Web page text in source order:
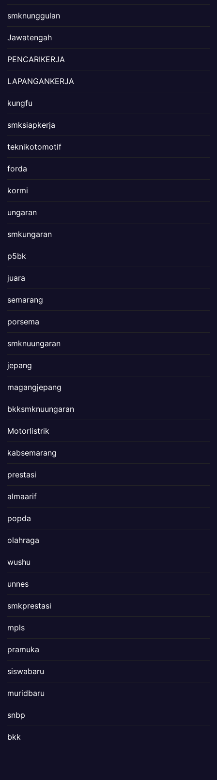
smknunggulan
Jawatengah
PENCARIKERJA
LAPANGANKERJA
kungfu
smksiapkerja
teknikotomotif
forda
kormi
ungaran
smkungaran
p5bk
juara
semarang
porsema
smknuungaran
jepang
magangjepang
bkksmknuungaran
Motorlistrik
kabsemarang
prestasi
almaarif
popda
olahraga
wushu
unnes
smkprestasi
mpls
pramuka
siswabaru
muridbaru
snbp
bkk